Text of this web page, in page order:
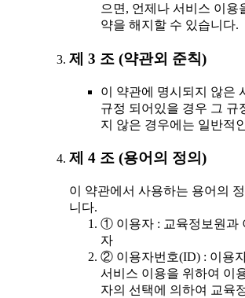
으면, 언제나 서비스 이용
약을 해지할 수 있습니다.
제 3 조 (약관외 준칙)
이 약관에 명시되지 않은
규정 되어있을 경우 그 규
지 않은 경우에는 일반적
제 4 조 (용어의 정의)
이 약관에서 사용하는 용어의
니다.
① 이용자 : 교육정보원과
자
② 이용자번호(ID) : 이용
서비스 이용을 위하여 이
자의 선택에 의하여 교육